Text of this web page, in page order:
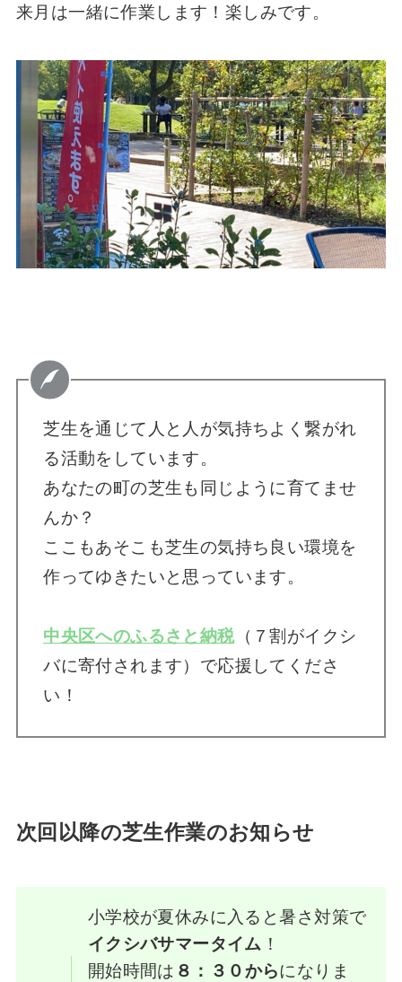
来月は一緒に作業します！楽しみです。
芝生を通じて人と人が気持ちよく繋がれ
る活動をしています。
あなたの町の芝生も同じように育てませ
んか？
ここもあそこも芝生の気持ち良い環境を
作ってゆきたいと思っています。
中央区へのふるさと納税（７割がイクシ
バに寄付されます）で応援してくださ
い！
次回以降の芝生作業のお知らせ
小学校が夏休みに入ると暑さ対策で
イクシバサマータイム ！
開始時間は ８：３０からになりま